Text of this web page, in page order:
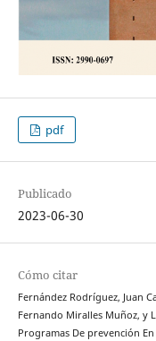
pdf
Publicado
2023-06-30
Cómo citar
Fernández Rodríguez, Juan
Fernando Miralles Muñoz, y
Programas De prevención